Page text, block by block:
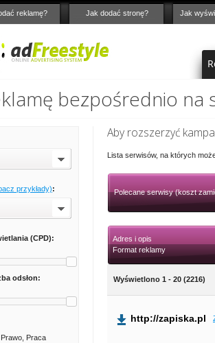
reklamę? Jak dodać stronę? Jak
bezpośrednio na
przykłady):
(CPD):
odsłon:
Praca
Aby rozszerzyć
Lista serwisów, na których
Polecane serwisy (koszt
Adres i opis
Format reklamy
Wyświetlono 1 - 20 (2216)
http://zapiska.pl